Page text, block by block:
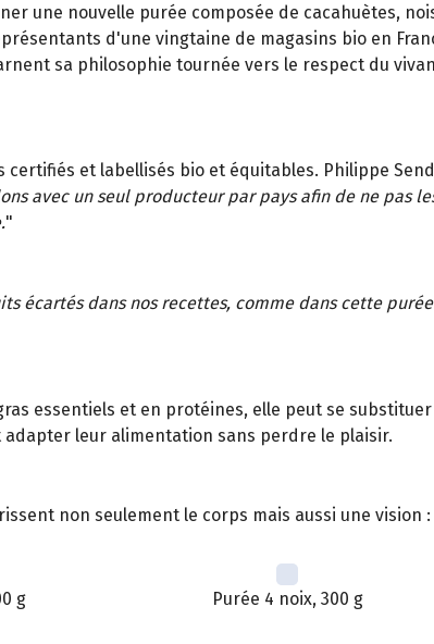
une nouvelle purée composée de cacahuètes,
d'une vingtaine de magasins bio en
sa philosophie tournée vers le respect du
et labellisés bio et équitables. Philippe
avec un seul producteur par pays afin de ne pas
"
écartés dans nos recettes, comme dans cette
essentiels et en protéines, elle peut se
leur alimentation sans perdre le plaisir.
non seulement le corps mais aussi une
g Purée 4 noix, 300 g